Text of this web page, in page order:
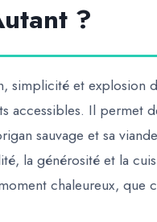
?
et explosion
accessibles. Il permet
sauvage et sa
la générosité et la
chaleureux, que